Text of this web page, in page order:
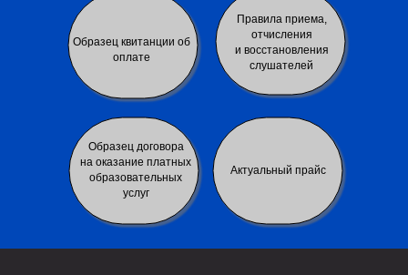
Образец договора
на оказание платных
образовательных
услуг
Образец квитанции об
оплате
Актуальный прайс
Правила приема,
отчисления
и восстановления
слушателей